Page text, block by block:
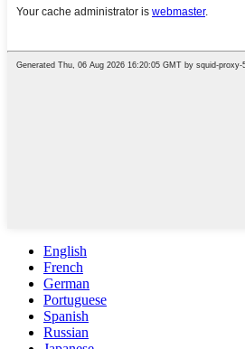
English
French
German
Portuguese
Spanish
Russian